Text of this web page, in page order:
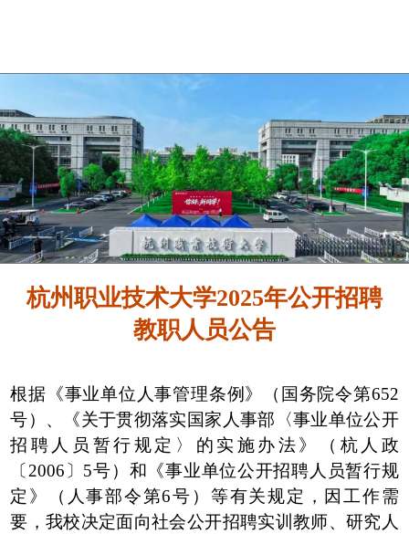
杭州职业技术大学2025年公开招聘
教职人员公告
根据《事业单位人事管理条例》（国务院令第652
号）、《关于贯彻落实国家人事部〈事业单位公开
招聘人员暂行规定〉的实施办法》（杭人政
〔2006〕5号）和《事业单位公开招聘人员暂行规
定》（人事部令第6号）等有关规定，因工作需
要，我校决定面向社会公开招聘实训教师、研究人